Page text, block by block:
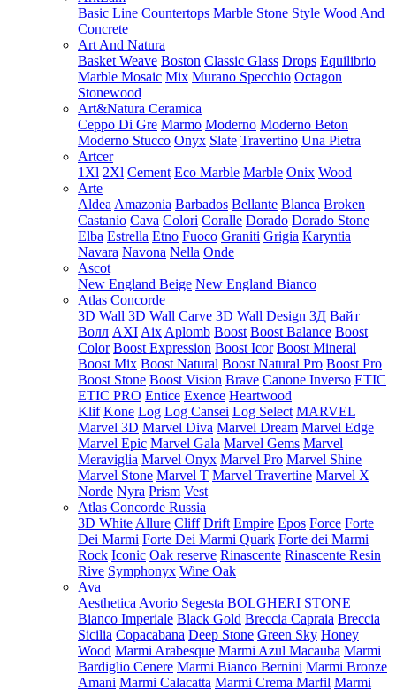
Basic Line Countertops Marble Stone Style Wood And
Concrete
Art And Natura
Basket Weave Boston Classic Glass Drops Equilibrio
Marble Mosaic Mix Murano Specchio Octagon
Stonewood
Art&Natura Ceramica
Ceppo Di Gre Marmo Moderno Moderno Beton
Moderno Stucco Onyx Slate Travertino Una Pietra
Artcer
1Xl 2Xl Cement Eco Marble Marble Onix Wood
Arte
Aldea Amazonia Barbados Bellante Blanca Broken
Castanio Cava Colori Coralle Dorado Dorado Stone
Elba Estrella Etno Fuoco Graniti Grigia Karyntia
Navara Navona Nella Onde
Ascot
New England Beige New England Bianco
Atlas Concorde
3D Wall 3D Wall Carve 3D Wall Design 3Д Вайт
Волл AXI Aix Aplomb Boost Boost Balance Boost
Color Boost Expression Boost Icor Boost Mineral
Boost Mix Boost Natural Boost Natural Pro Boost Pro
Boost Stone Boost Vision Brave Canone Inverso ETIC
ETIC PRO Entice Exence Heartwood
Klif Kone Log Log Cansei Log Select MARVEL
Marvel 3D Marvel Diva Marvel Dream Marvel Edge
Marvel Epic Marvel Gala Marvel Gems Marvel
Meraviglia Marvel Onyx Marvel Pro Marvel Shine
Marvel Stone Marvel T Marvel Travertine Marvel X
Norde Nyra Prism Vest
Atlas Concorde Russia
3D White Allure Cliff Drift Empire Epos Force Forte
Dei Marmi Forte Dei Marmi Quark Forte dei Marmi
Rock Iconic Oak reserve Rinascente Rinascente Resin
Rive Symphonyx Wine Oak
Ava
Aesthetica Avorio Segesta BOLGHERI STONE
Bianco Imperiale Black Gold Breccia Capraia Breccia
Sicilia Copacabana Deep Stone Green Sky Honey
Wood Marmi Arabesque Marmi Azul Macauba Marmi
Bardiglio Cenere Marmi Bianco Bernini Marmi Bronze
Amani Marmi Calacatta Marmi Crema Marfil Marmi